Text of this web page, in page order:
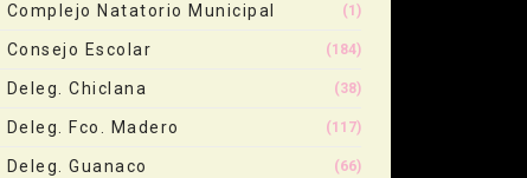
Complejo Natatorio Municipal (1)
Consejo Escolar (184)
Deleg. Chiclana (38)
Deleg. Fco. Madero (117)
Deleg. Guanaco (66)